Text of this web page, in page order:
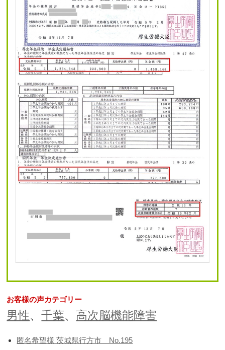
お客様の声カテゴリー
男性、千葉、 高次脳機能障害
匿名希望様 茨城県行方市 No.195